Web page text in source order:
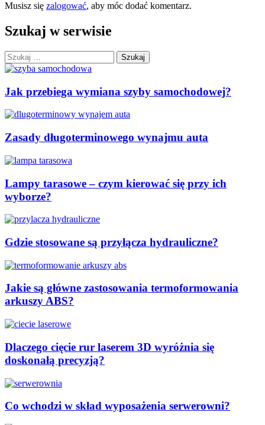
Musisz się zalogować, aby móc dodać komentarz.
Szukaj w serwisie
Szukaj:
Jak przebiega wymiana szyby samochodowej?
Zasady długoterminowego wynajmu auta
Lampy tarasowe – czym kierować się przy ich
wyborze?
Gdzie stosowane są przyłącza hydrauliczne?
Jakie są główne zastosowania termoformowania
arkuszy ABS?
Dlaczego cięcie rur laserem 3D wyróżnia się
doskonałą precyzją?
Co wchodzi w skład wyposażenia serwerowni?